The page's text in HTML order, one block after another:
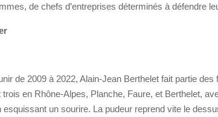
de chefs d’entreprises déterminés à défendre
de 2009 à 2022, Alain-Jean Berthelet fait partie
en Rhône-Alpes, Planche, Faure, et Berthelet,
esquissant un sourire. La pudeur reprend vite le